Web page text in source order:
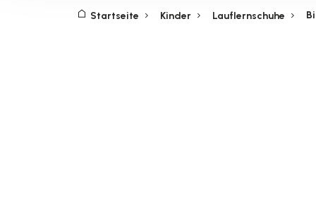
Startseite Kinder Lauflernschuhe